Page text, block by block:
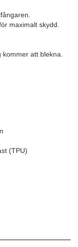
maximalt skydd.
att blekna.
(TPU)